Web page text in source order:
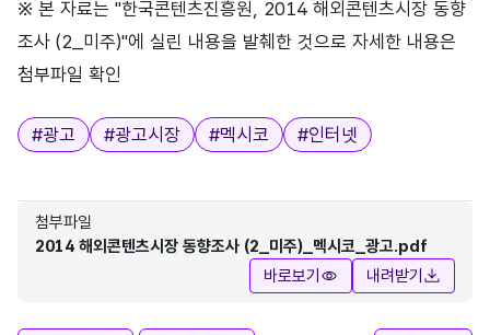
※ 본 자료는 "한국콘텐츠진흥원, 2014 해외콘텐츠시장 동향
조사 (2_미주)"에 실린 내용을 발췌한 것으로 자세한 내용은
첨부파일 확인
태그
#광고 #광고시장 #멕시코 #인터넷
첨부파일
2014 해외콘텐츠시장 동향조사 (2_미주)_멕시코_광고.pdf
바로보기
내려받기